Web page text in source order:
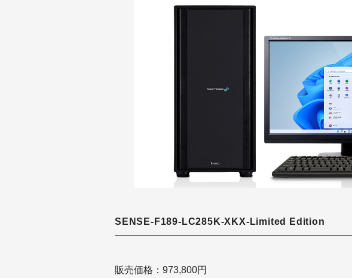
SENSE-F189-LC285K-XKX-Limited Edition
販売価格：973,800円